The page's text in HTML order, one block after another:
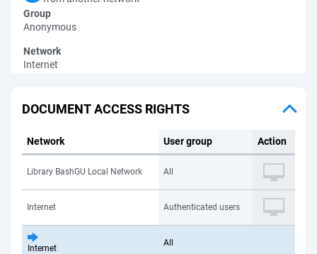
Group
Anonymous
Network
Internet
DOCUMENT ACCESS RIGHTS
Network User group Action
Library BashGU Local Network All
Internet Authenticated users
Internet
All